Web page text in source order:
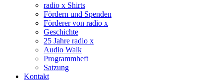
radio x Shirts
Fördern und Spenden
Förderer von radio x
Geschichte
25 Jahre radio x
Audio Walk
Programmheft
Satzung
Kontakt